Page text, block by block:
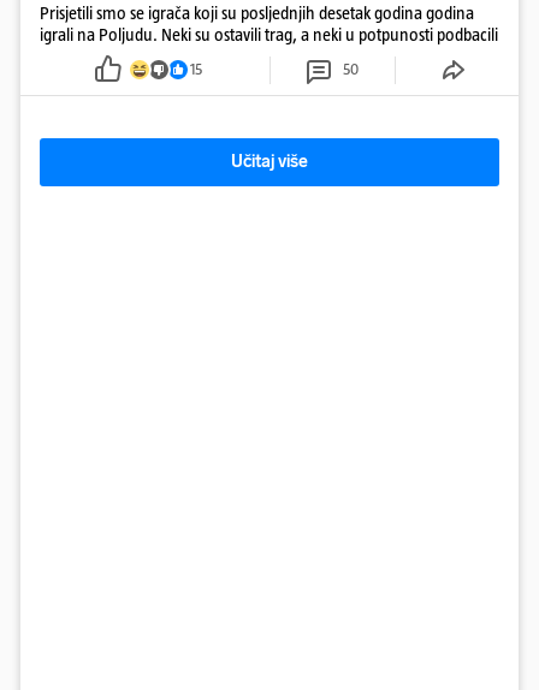
Prisjetili smo se igrača koji su posljednjih desetak godina godina
igrali na Poljudu. Neki su ostavili trag, a neki u potpunosti podbacili
15 50
Učitaj više